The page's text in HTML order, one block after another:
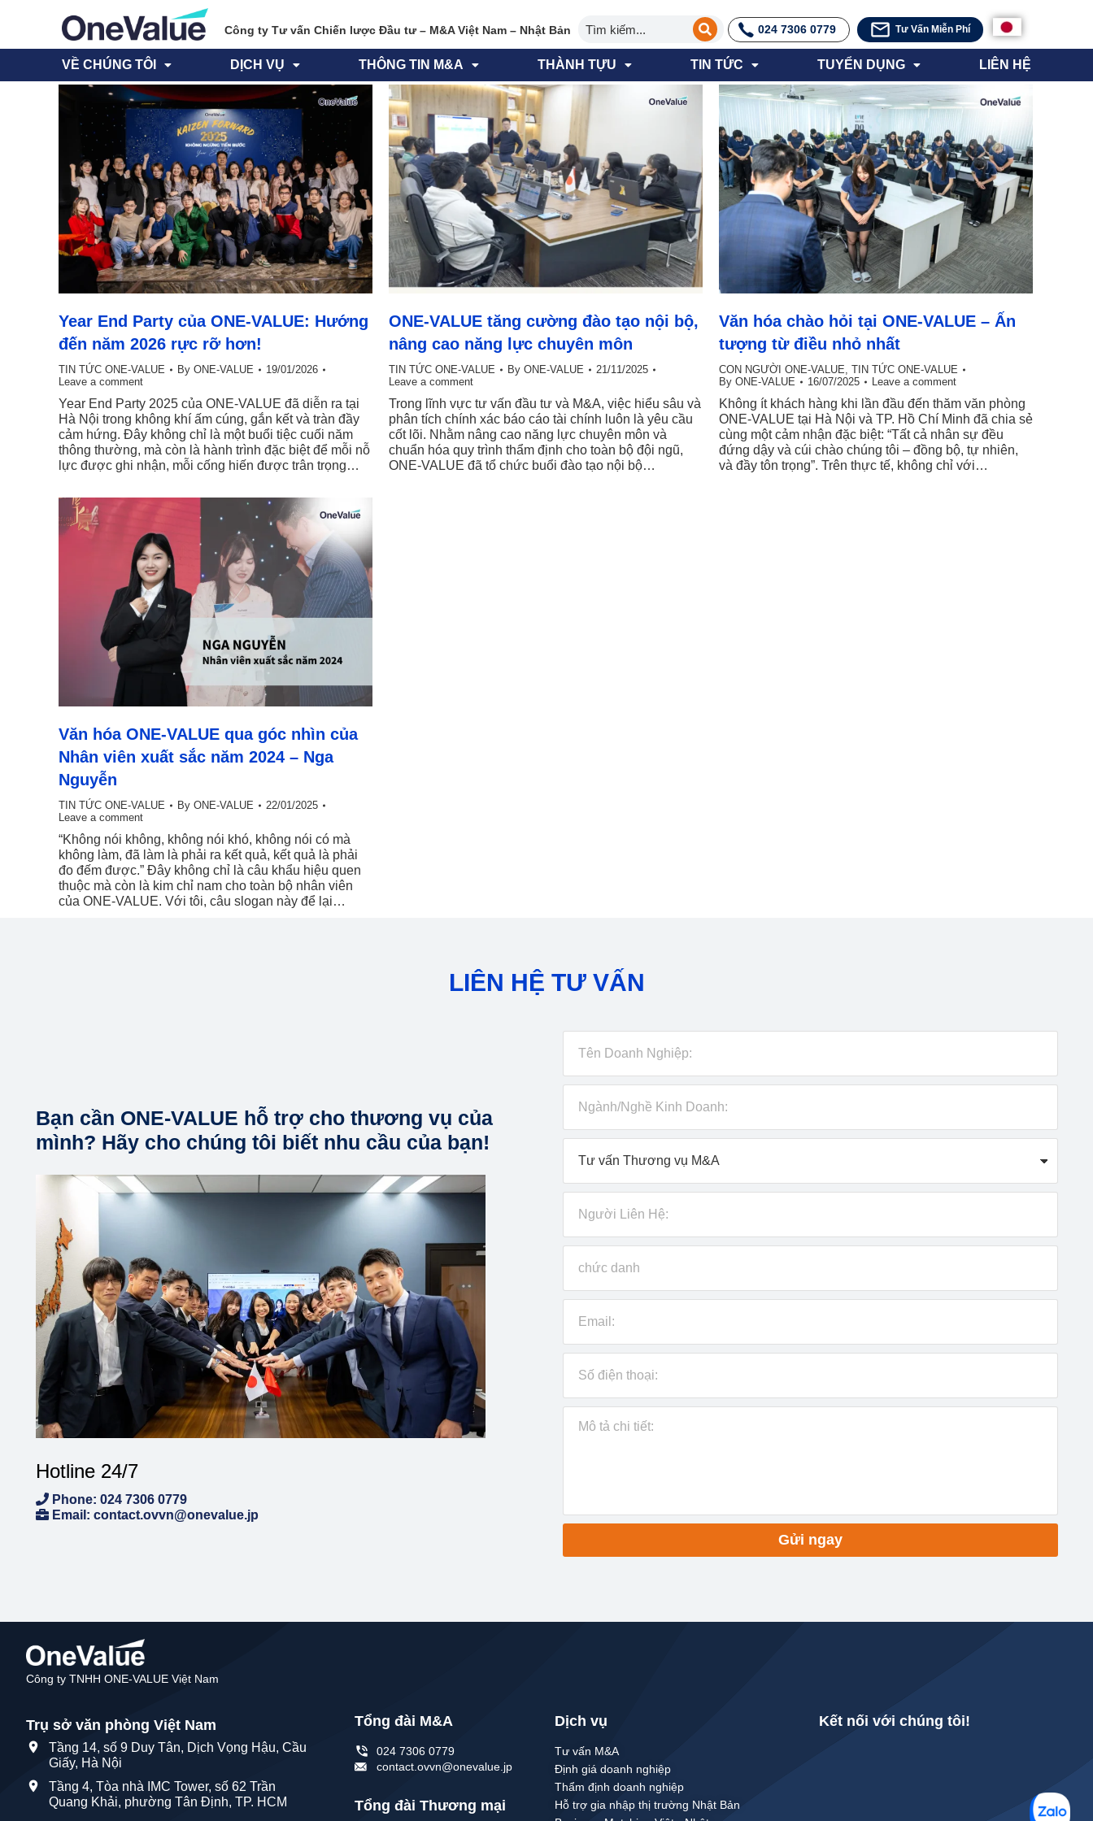
Công ty Tư vấn Chiến lược Đầu tư – M&A Việt Nam – Nhật Bản 024 7306 0779 Tư Vấn Miễn Phí
VỀ CHÚNG TÔI DỊCH VỤ THÔNG TIN M&A THÀNH TỰU TIN TỨC TUYỂN DỤNG LIÊN HỆ
Year End Party của ONE-VALUE: Hướng
đến năm 2026 rực rỡ hơn!
TIN TỨC ONE-VALUE By ONE-VALUE
19/01/2026
Leave a comment
Year End Party 2025 của ONE-VALUE đã diễn ra tại
Hà Nội trong không khí ấm cúng, gắn kết và tràn đầy
cảm hứng. Đây không chỉ là một buổi tiệc cuối năm
thông thường, mà còn là hành trình đặc biệt để mỗi nỗ
lực được ghi nhận, mỗi cống hiến được trân trọng…
ONE-VALUE tăng cường đào tạo nội bộ,
nâng cao năng lực chuyên môn
TIN TỨC ONE-VALUE By ONE-VALUE
21/11/2025
Leave a comment
Trong lĩnh vực tư vấn đầu tư và M&A, việc hiểu sâu và
phân tích chính xác báo cáo tài chính luôn là yêu cầu
cốt lõi. Nhằm nâng cao năng lực chuyên môn và
chuẩn hóa quy trình thẩm định cho toàn bộ đội ngũ,
ONE-VALUE đã tổ chức buổi đào tạo nội bộ…
Văn hóa chào hỏi tại ONE-VALUE – Ấn
tượng từ điều nhỏ nhất
CON NGƯỜI ONE-VALUE, TIN TỨC ONE-VALUE
By ONE-VALUE 16/07/2025 Leave a comment
Không ít khách hàng khi lần đầu đến thăm văn phòng
ONE-VALUE tại Hà Nội và TP. Hồ Chí Minh đã chia sẻ
cùng một cảm nhận đặc biệt: “Tất cả nhân sự đều
đứng dậy và cúi chào chúng tôi – đồng bộ, tự nhiên,
và đầy tôn trọng”. Trên thực tế, không chỉ với…
Văn hóa ONE-VALUE qua góc nhìn của
Nhân viên xuất sắc năm 2024 – Nga
Nguyễn
TIN TỨC ONE-VALUE By ONE-VALUE
22/01/2025
Leave a comment
“Không nói không, không nói khó, không nói có mà
không làm, đã làm là phải ra kết quả, kết quả là phải
đo đếm được.” Đây không chỉ là câu khẩu hiệu quen
thuộc mà còn là kim chỉ nam cho toàn bộ nhân viên
của ONE-VALUE. Với tôi, câu slogan này để lại…
LIÊN HỆ TƯ VẤN
Bạn cần ONE-VALUE hỗ trợ cho thương vụ của
mình? Hãy cho chúng tôi biết nhu cầu của bạn!
Hotline 24/7
Phone: 024 7306 0779
Email: contact.ovvn@onevalue.jp
Gửi ngay
Công ty TNHH ONE-VALUE Việt Nam
Trụ sở văn phòng Việt Nam
Tầng 14, số 9 Duy Tân, Dịch Vọng Hậu, Cầu
Giấy, Hà Nội
Tầng 4, Tòa nhà IMC Tower, số 62 Trần
Quang Khải, phường Tân Định, TP. HCM
Tổng đài M&A
024 7306 0779
contact.ovvn@onevalue.jp
Tổng đài Thương mại
Dịch vụ
Tư vấn M&A
Định giá doanh nghiệp
Thẩm định doanh nghiệp
Hỗ trợ gia nhập thị trường Nhật Bản
Kết nối với chúng tôi!